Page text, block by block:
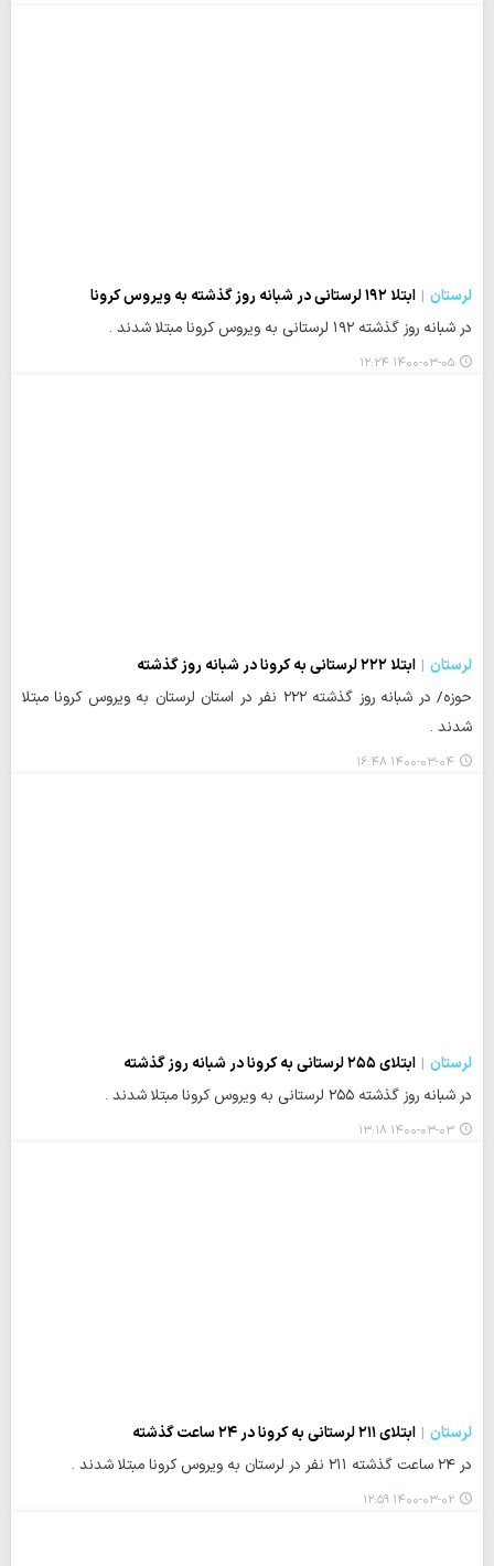
لرستان
ابتلا ۱۹۲ لرستانی در شبانه روز گذشته به ویروس کرونا
در شبانه روز گذشته ۱۹۲ لرستانی به ویروس کرونا مبتلا شدند .
۱۴۰۰-۰۳-۰۵ ۱۲:۲۴
لرستان
ابتلا ۲۲۲ لرستانی به کرونا در شبانه روز گذشته
حوزه/ در شبانه روز گذشته ۲۲۲ نفر در استان لرستان به ویروس کرونا مبتلا
شدند .
۱۴۰۰-۰۳-۰۴ ۱۶:۴۸
لرستان
ابتلای ۲۵۵ لرستانی به کرونا در شبانه روز گذشته
در شبانه روز گذشته ۲۵۵ لرستانی به ویروس کرونا مبتلا شدند .
۱۴۰۰-۰۳-۰۳ ۱۳:۱۸
لرستان
ابتلای ۲۱۱ لرستانی به کرونا در ۲۴ ساعت گذشته
در ۲۴ ساعت گذشته ۲۱۱ نفر در لرستان به ویروس کرونا مبتلا شدند .
۱۴۰۰-۰۳-۰۲ ۱۲:۵۹